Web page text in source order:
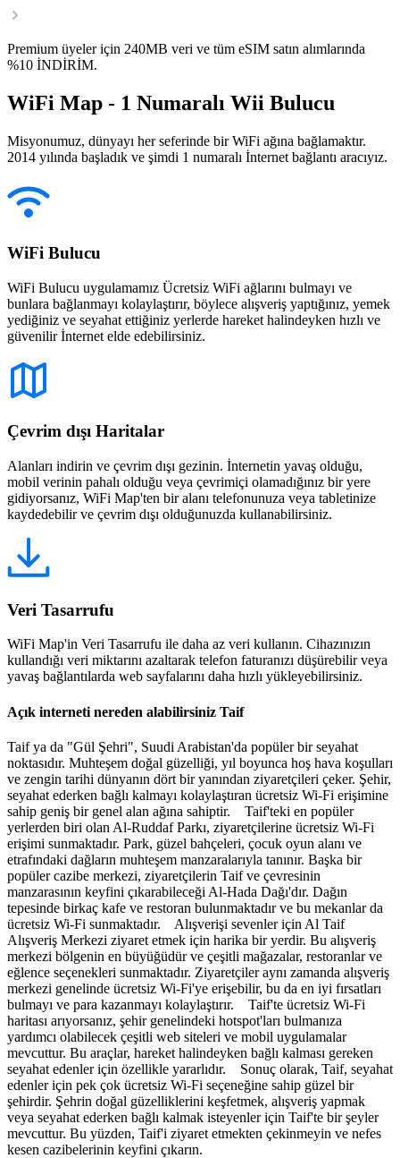
Premium üyeler için 240MB veri ve tüm eSIM satın alımlarında
%10 İNDİRİM.
WiFi Map - 1 Numaralı Wii Bulucu
Misyonumuz, dünyayı her seferinde bir WiFi ağına bağlamaktır.
2014 yılında başladık ve şimdi 1 numaralı İnternet bağlantı aracıyız.
WiFi Bulucu
WiFi Bulucu uygulamamız Ücretsiz WiFi ağlarını bulmayı ve
bunlara bağlanmayı kolaylaştırır, böylece alışveriş yaptığınız, yemek
yediğiniz ve seyahat ettiğiniz yerlerde hareket halindeyken hızlı ve
güvenilir İnternet elde edebilirsiniz.
Çevrim dışı Haritalar
Alanları indirin ve çevrim dışı gezinin. İnternetin yavaş olduğu,
mobil verinin pahalı olduğu veya çevrimiçi olamadığınız bir yere
gidiyorsanız, WiFi Map'ten bir alanı telefonunuza veya tabletinize
kaydedebilir ve çevrim dışı olduğunuzda kullanabilirsiniz.
Veri Tasarrufu
WiFi Map'in Veri Tasarrufu ile daha az veri kullanın. Cihazınızın
kullandığı veri miktarını azaltarak telefon faturanızı düşürebilir veya
yavaş bağlantılarda web sayfalarını daha hızlı yükleyebilirsiniz.
Açık interneti nereden alabilirsiniz Taif
Taif ya da "Gül Şehri", Suudi Arabistan'da popüler bir seyahat
noktasıdır. Muhteşem doğal güzelliği, yıl boyunca hoş hava koşulları
ve zengin tarihi dünyanın dört bir yanından ziyaretçileri çeker. Şehir,
seyahat ederken bağlı kalmayı kolaylaştıran ücretsiz Wi-Fi erişimine
sahip geniş bir genel alan ağına sahiptir. Taif'teki en popüler
yerlerden biri olan Al-Ruddaf Parkı, ziyaretçilerine ücretsiz Wi-Fi
erişimi sunmaktadır. Park, güzel bahçeleri, çocuk oyun alanı ve
etrafındaki dağların muhteşem manzaralarıyla tanınır. Başka bir
popüler cazibe merkezi, ziyaretçilerin Taif ve çevresinin
manzarasının keyfini çıkarabileceği Al-Hada Dağı'dır. Dağın
tepesinde birkaç kafe ve restoran bulunmaktadır ve bu mekanlar da
ücretsiz Wi-Fi sunmaktadır. Alışverişi sevenler için Al Taif
Alışveriş Merkezi ziyaret etmek için harika bir yerdir. Bu alışveriş
merkezi bölgenin en büyüğüdür ve çeşitli mağazalar, restoranlar ve
eğlence seçenekleri sunmaktadır. Ziyaretçiler aynı zamanda alışveriş
merkezi genelinde ücretsiz Wi-Fi'ye erişebilir, bu da en iyi fırsatları
bulmayı ve para kazanmayı kolaylaştırır. Taif'te ücretsiz Wi-Fi
haritası arıyorsanız, şehir genelindeki hotspot'ları bulmanıza
yardımcı olabilecek çeşitli web siteleri ve mobil uygulamalar
mevcuttur. Bu araçlar, hareket halindeyken bağlı kalması gereken
seyahat edenler için özellikle yararlıdır. Sonuç olarak, Taif, seyahat
edenler için pek çok ücretsiz Wi-Fi seçeneğine sahip güzel bir
şehirdir. Şehrin doğal güzelliklerini keşfetmek, alışveriş yapmak
veya seyahat ederken bağlı kalmak isteyenler için Taif'te bir şeyler
mevcuttur. Bu yüzden, Taif'i ziyaret etmekten çekinmeyin ve nefes
kesen cazibelerinin keyfini çıkarın.